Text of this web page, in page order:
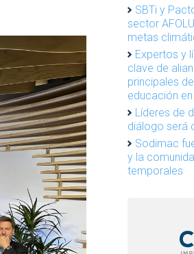
SBTi y
sector
metas
Expertos y
clave de
principales
educación
Líderes de
diálogo será
Sodimac
y la
temporales